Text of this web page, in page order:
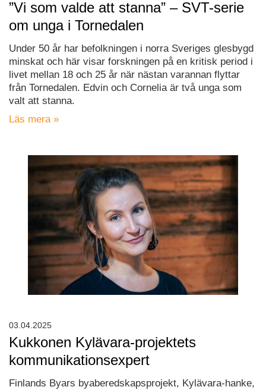
”Vi som valde att stanna” – SVT-serie
om unga i Tornedalen
Under 50 år har befolkningen i norra Sveriges glesbygd
minskat och här visar forskningen på en kritisk period i
livet mellan 18 och 25 år när nästan varannan flyttar
från Tornedalen. Edvin och Cornelia är två unga som
valt att stanna.
Läs mera »
Kukkonen Kylävara-projektets
kommunikationsexpert
Finlands Byars byaberedskapsprojekt, Kylävara-hanke,
03.04.2025